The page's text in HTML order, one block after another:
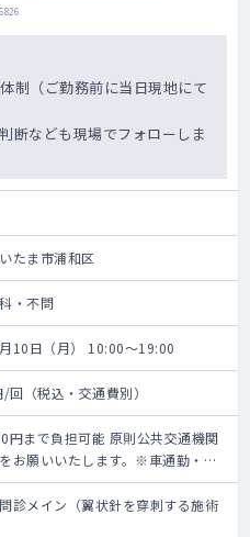
制（ご勤務前に当日現地にて
断なども現場でフォローしま
たま市浦和区
・不問
10日（月） 10:00～19:00
（税込・交通費別）
円まで負担可能 原則公共交通機関
お願いいたします。※車通勤・タ
要相談
診メイン（翼状針を穿刺する施術